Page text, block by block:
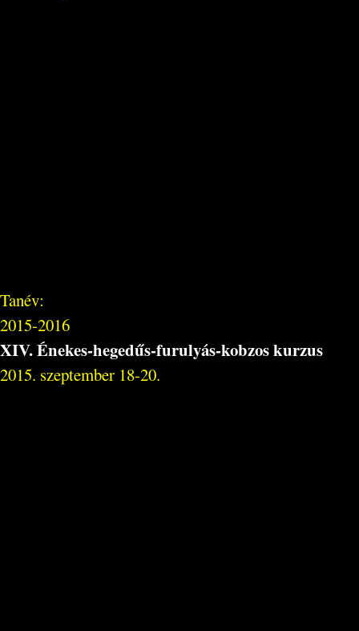
Tanév:
2015-2016
XIV. Énekes-hegedűs-furulyás-kobzos kurzus
2015. szeptember 18-20.